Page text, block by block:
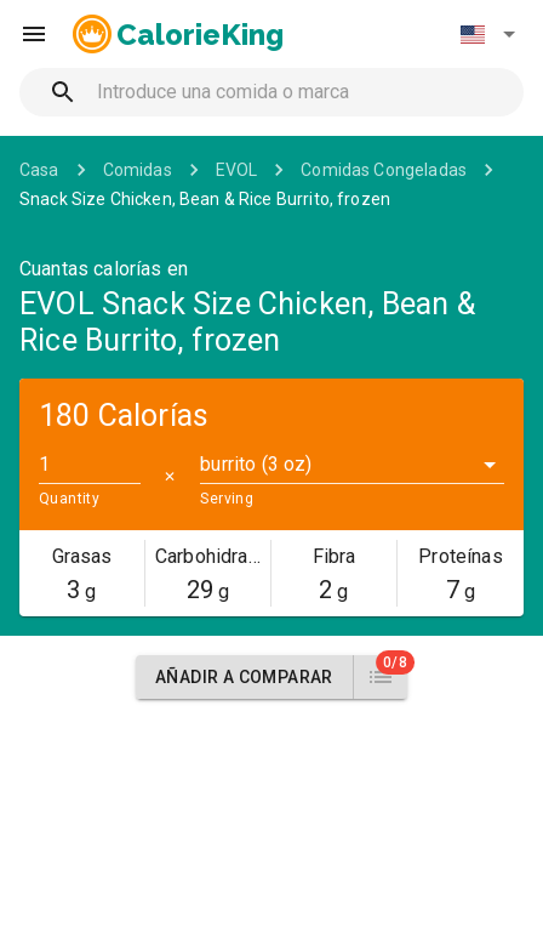
CalorieKing
Casa Comidas EVOL
Comidas Congeladas
Snack Size Chicken, Bean & Rice Burrito, frozen
Cuantas calorías en
EVOL Snack Size Chicken, Bean &
Rice Burrito, frozen
180 Calorías
Quantity
✕
burrito (3 oz)
Serving
Grasas
3 g
Carbohidratos
29 g
Fibra
2 g
Proteínas
7g
AÑADIR A COMPARAR
0/8